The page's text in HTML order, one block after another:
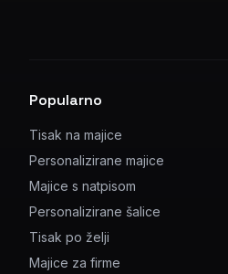
Popularno
Tisak na majice
Personalizirane majice
Majice s natpisom
Personalizirane šalice
Tisak po želji
Majice za firme